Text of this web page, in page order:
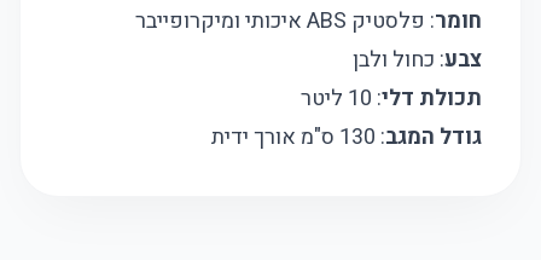
חומר: פלסטיק ABS איכותי ומיקרופייבר
צבע: כחול ולבן
תכולת דלי: 10 ליטר
גודל המגב: 130 ס"מ אורך ידית